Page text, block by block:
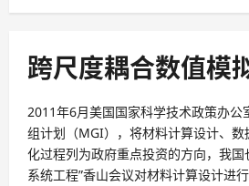
跨尺度耦合数值模
2011年6月美国国家科学技术政策办公
组计划（MGI），将材料计算设计、
化过程列为政府重点投资的方向，我国
系统工程”香山会议对材料计算设计进